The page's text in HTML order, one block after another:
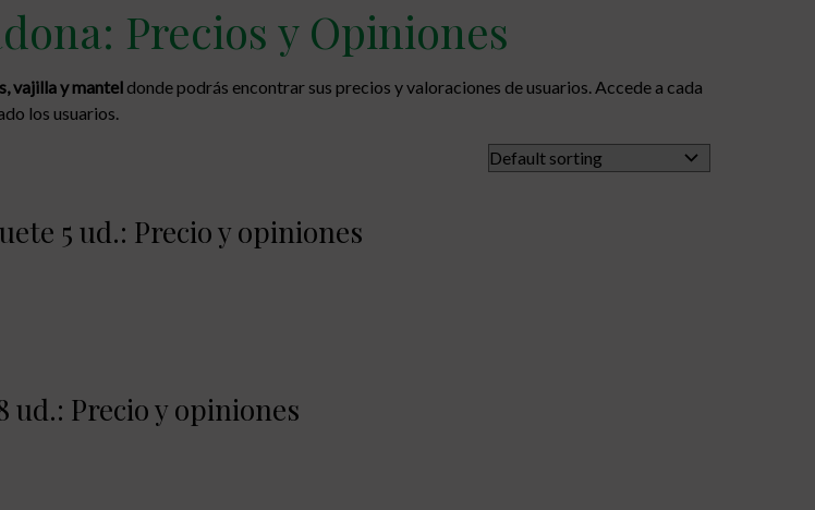
Precios y Opiniones
vajilla y mantel donde podrás encontrar sus precios y valoraciones de usuarios. Accede a cada
los usuarios.
5 ud.: Precio y opiniones
ud.: Precio y opiniones